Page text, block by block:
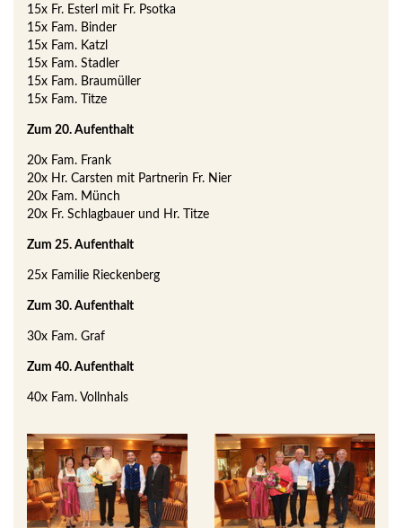
15x Fr. Esterl mit Fr. Psotka
15x Fam. Binder
15x Fam. Katzl
15x Fam. Stadler
15x Fam. Braumüller
15x Fam. Titze
Zum 20. Aufenthalt
20x Fam. Frank
20x Hr. Carsten mit Partnerin Fr. Nier
20x Fam. Münch
20x Fr. Schlagbauer und Hr. Titze
Zum 25. Aufenthalt
25x Familie Rieckenberg
Zum 30. Aufenthalt
30x Fam. Graf
Zum 40. Aufenthalt
40x Fam. Vollnhals